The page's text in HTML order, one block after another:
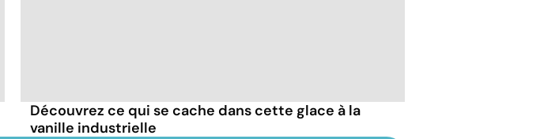
Découvrez ce qui se cache dans cette glace à la
vanille industrielle